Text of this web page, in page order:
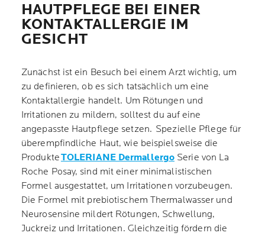
HAUTPFLEGE BEI EINER
KONTAKTALLERGIE IM
GESICHT
Zunächst ist ein Besuch bei einem Arzt wichtig, um
zu definieren, ob es sich tatsächlich um eine
Kontaktallergie handelt. Um Rötungen und
Irritationen zu mildern, solltest du auf eine
angepasste Hautpflege setzen. Spezielle Pflege für
überempfindliche Haut, wie beispielsweise die
ProdukteTOLERIANE Dermallergo Serie von La
Roche Posay, sind mit einer minimalistischen
Formel ausgestattet, um Irritationen vorzubeugen.
Die Formel mit prebiotischem Thermalwasser und
Neurosensine mildert Rötungen, Schwellung,
Juckreiz und Irritationen. Gleichzeitig fördern die